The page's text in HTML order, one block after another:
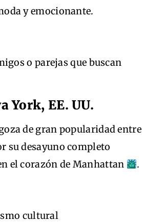
y emocionante.
o parejas que buscan
York, EE. UU.
de gran popularidad entre
su desayuno completo
el corazón de Manhattan
.
cultural